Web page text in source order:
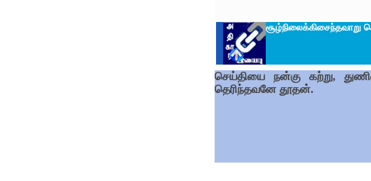
சூழ்நிலைக்கிசைந்தவாறு
செய்தியை நன்கு கற்று,
தெரிந்தவனே தூதன்.